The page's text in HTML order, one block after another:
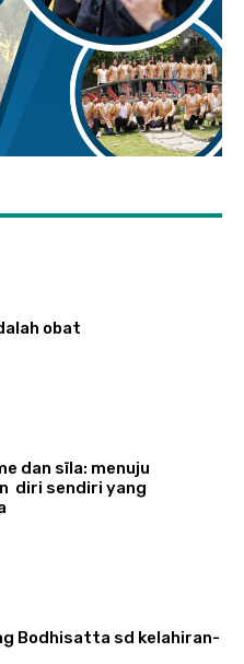
obat
dan sīla: menuju
diri sendiri yang
Bodhisatta sd kelahiran-